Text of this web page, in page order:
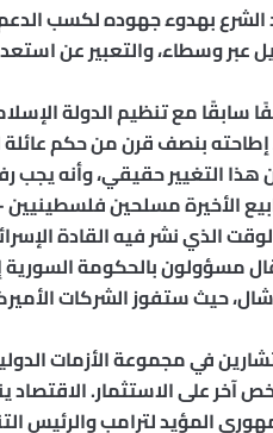
بهدوء جهوده لكسب الدعم
عبر وسطاء، والتعبير عن
سابقًا مع تنظيم الدولة
بنصف قرن من حكم عائلة
هذا التغيير حقيقي، وأنه يجب
الأخيرة مسلحين
الذي نشر فيه القادة
بالحكومة السورية
حيث ستفوز الشركات
في مجموعة الأزمات
على الاستثمار. الاقتصاد